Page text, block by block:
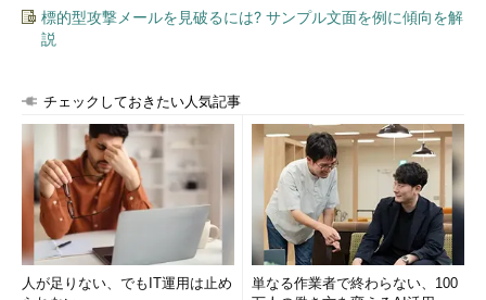
標的型攻撃メールを見破るには? サンプル文面を例に傾向を解
説
チェックしておきたい人気記事
人が足りない、でもIT運用は止め
単なる作業者で終わらない、100